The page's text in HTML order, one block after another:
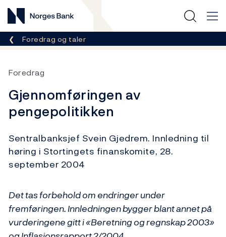
Norges Bank
Her er du nå:
Foredrag og taler
Foredrag
Gjennomføringen av
pengepolitikken
Sentralbanksjef Svein Gjedrem. Innledning til
høring i Stortingets finanskomite, 28.
september 2004
Det tas forbehold om endringer under
fremføringen. Innledningen bygger blant annet på
vurderingene gitt i «Beretning og regnskap 2003»